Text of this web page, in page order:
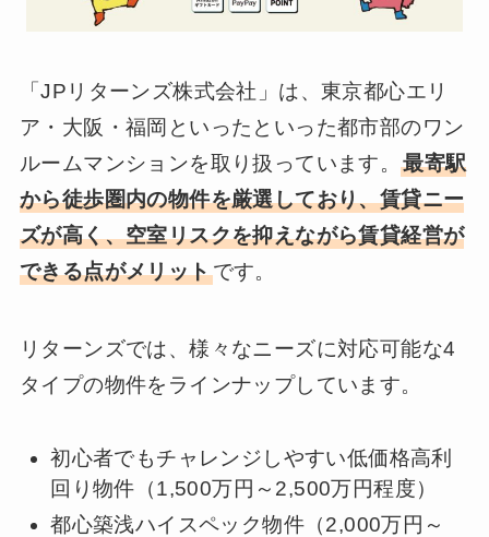
「JPリターンズ株式会社」は、東京都心エリ
ア・大阪・福岡といったといった都市部のワン
ルームマンションを取り扱っています。最寄駅
から徒歩圏内の物件を厳選しており、賃貸ニー
ズが高く、空室リスクを抑えながら賃貸経営が
できる点がメリットです。
リターンズでは、様々なニーズに対応可能な4
タイプの物件をラインナップしています。
初心者でもチャレンジしやすい低価格高利
回り物件（1,500万円～2,500万円程度）
都心築浅ハイスペック物件（2,000万円～